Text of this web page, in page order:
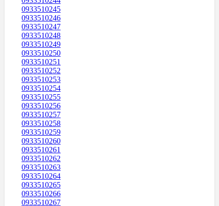
0933510245
0933510246
0933510247
0933510248
0933510249
0933510250
0933510251
0933510252
0933510253
0933510254
0933510255
0933510256
0933510257
0933510258
0933510259
0933510260
0933510261
0933510262
0933510263
0933510264
0933510265
0933510266
0933510267